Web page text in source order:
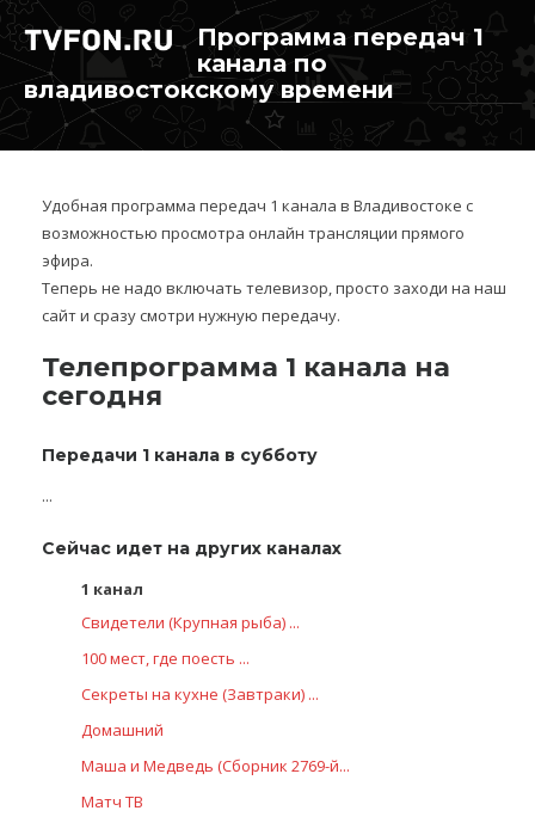
Программа передач 1
канала по
владивостокскому времени
Удобная программа передач 1 канала в Владивостоке с
возможностью просмотра онлайн трансляции прямого
эфира.
Теперь не надо включать телевизор, просто заходи на наш
сайт и сразу смотри нужную передачу.
Телепрограмма 1 канала на
сегодня
Передачи 1 канала в субботу
...
Сейчас идет на других каналах
1 канал
Свидетели (Крупная рыба) ...
100 мест, где поесть ...
Секреты на кухне (Завтраки) ...
Домашний
Маша и Медведь (Сборник 2769-й...
Матч ТВ